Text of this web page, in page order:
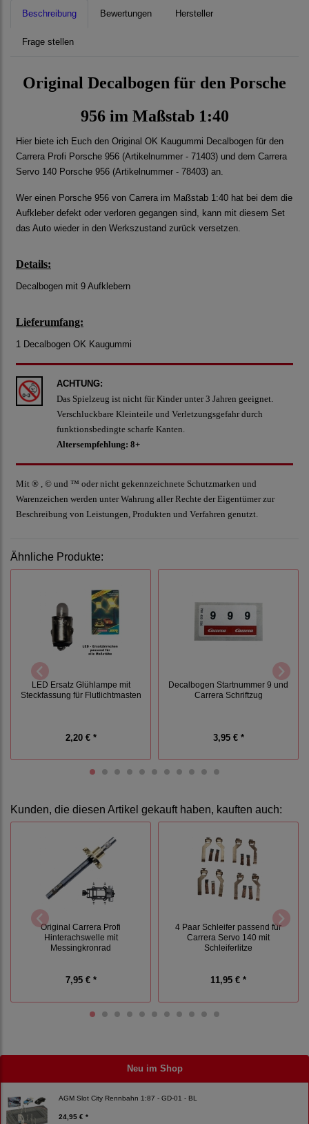
Neu im Shop
AGM Slot City Rennbahn 1:87 - GD-01 - BL
24,95 € *
Beschreibung Bewertungen Hersteller
Frage stellen
Original Decalbogen für den Porsche
956 im Maßstab 1:40
Hier biete ich Euch den Original OK Kaugummi Decalbogen für den
Carrera Profi Porsche 956 (Artikelnummer - 71403) und dem Carrera
Servo 140 Porsche 956 (Artikelnummer - 78403) an.
Wer einen Porsche 956 von Carrera im Maßstab 1:40 hat bei dem die
Aufkleber defekt oder verloren gegangen sind, kann mit diesem Set
das Auto wieder in den Werkszustand zurück versetzen.
Details:
Decalbogen mit 9 Aufklebern
Lieferumfang:
1 Decalbogen OK Kaugummi
ACHTUNG:
Das Spielzeug ist nicht für Kinder unter 3 Jahren geeignet.
Verschluckbare Kleinteile und Verletzungsgefahr durch
funktionsbedingte scharfe Kanten.
Altersempfehlung: 8+
Mit ® , © und ™ oder nicht gekennzeichnete Schutzmarken und
Warenzeichen werden unter Wahrung aller Rechte der Eigentümer zur
Beschreibung von Leistungen, Produkten und Verfahren genutzt.
Ähnliche Produkte:
LED Ersatz Glühlampe mit
Steckfassung für Flutlichtmasten
2,20 € *
Decalbogen Startnummer 9 und
Carrera Schriftzug
3,95 € *
Kunden, die diesen Artikel gekauft haben, kauften auch:
Original Carrera Profi
Hinterachswelle mit
Messingkronrad
7,95 € *
4 Paar Schleifer passend für
Carrera Servo 140 mit
Schleiferlitze
11,95 € *